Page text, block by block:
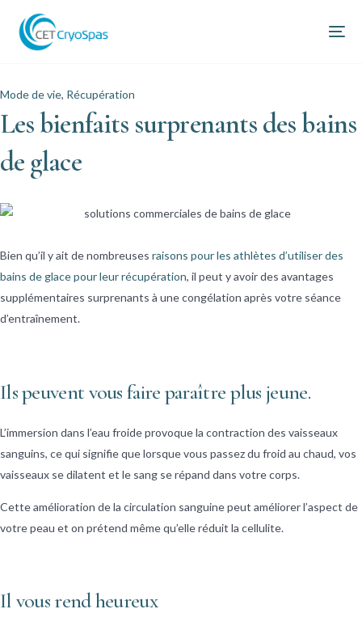
Mode de vie, Récupération
Les bienfaits surprenants des bains
de glace
Bien qu’il y ait de nombreuses raisons pour les athlètes d’utiliser des
bains de glace pour leur récupération, il peut y avoir des avantages
supplémentaires surprenants à une congélation après votre séance
d’entraînement.
Ils peuvent vous faire paraître plus jeune.
L’immersion dans l’eau froide provoque la contraction des vaisseaux
sanguins, ce qui signifie que lorsque vous passez du froid au chaud, vos
vaisseaux se dilatent et le sang se répand dans votre corps.
Cette amélioration de la circulation sanguine peut améliorer l’aspect de
votre peau et on prétend même qu’elle réduit la cellulite.
Il vous rend heureux